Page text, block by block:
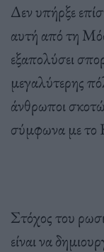
Δεν υπήρξε
αυτή από τη
εξαπολύσει
μεγαλύτερης
άνθρωποι
σύμφωνα με το
Στόχος του
είναι να